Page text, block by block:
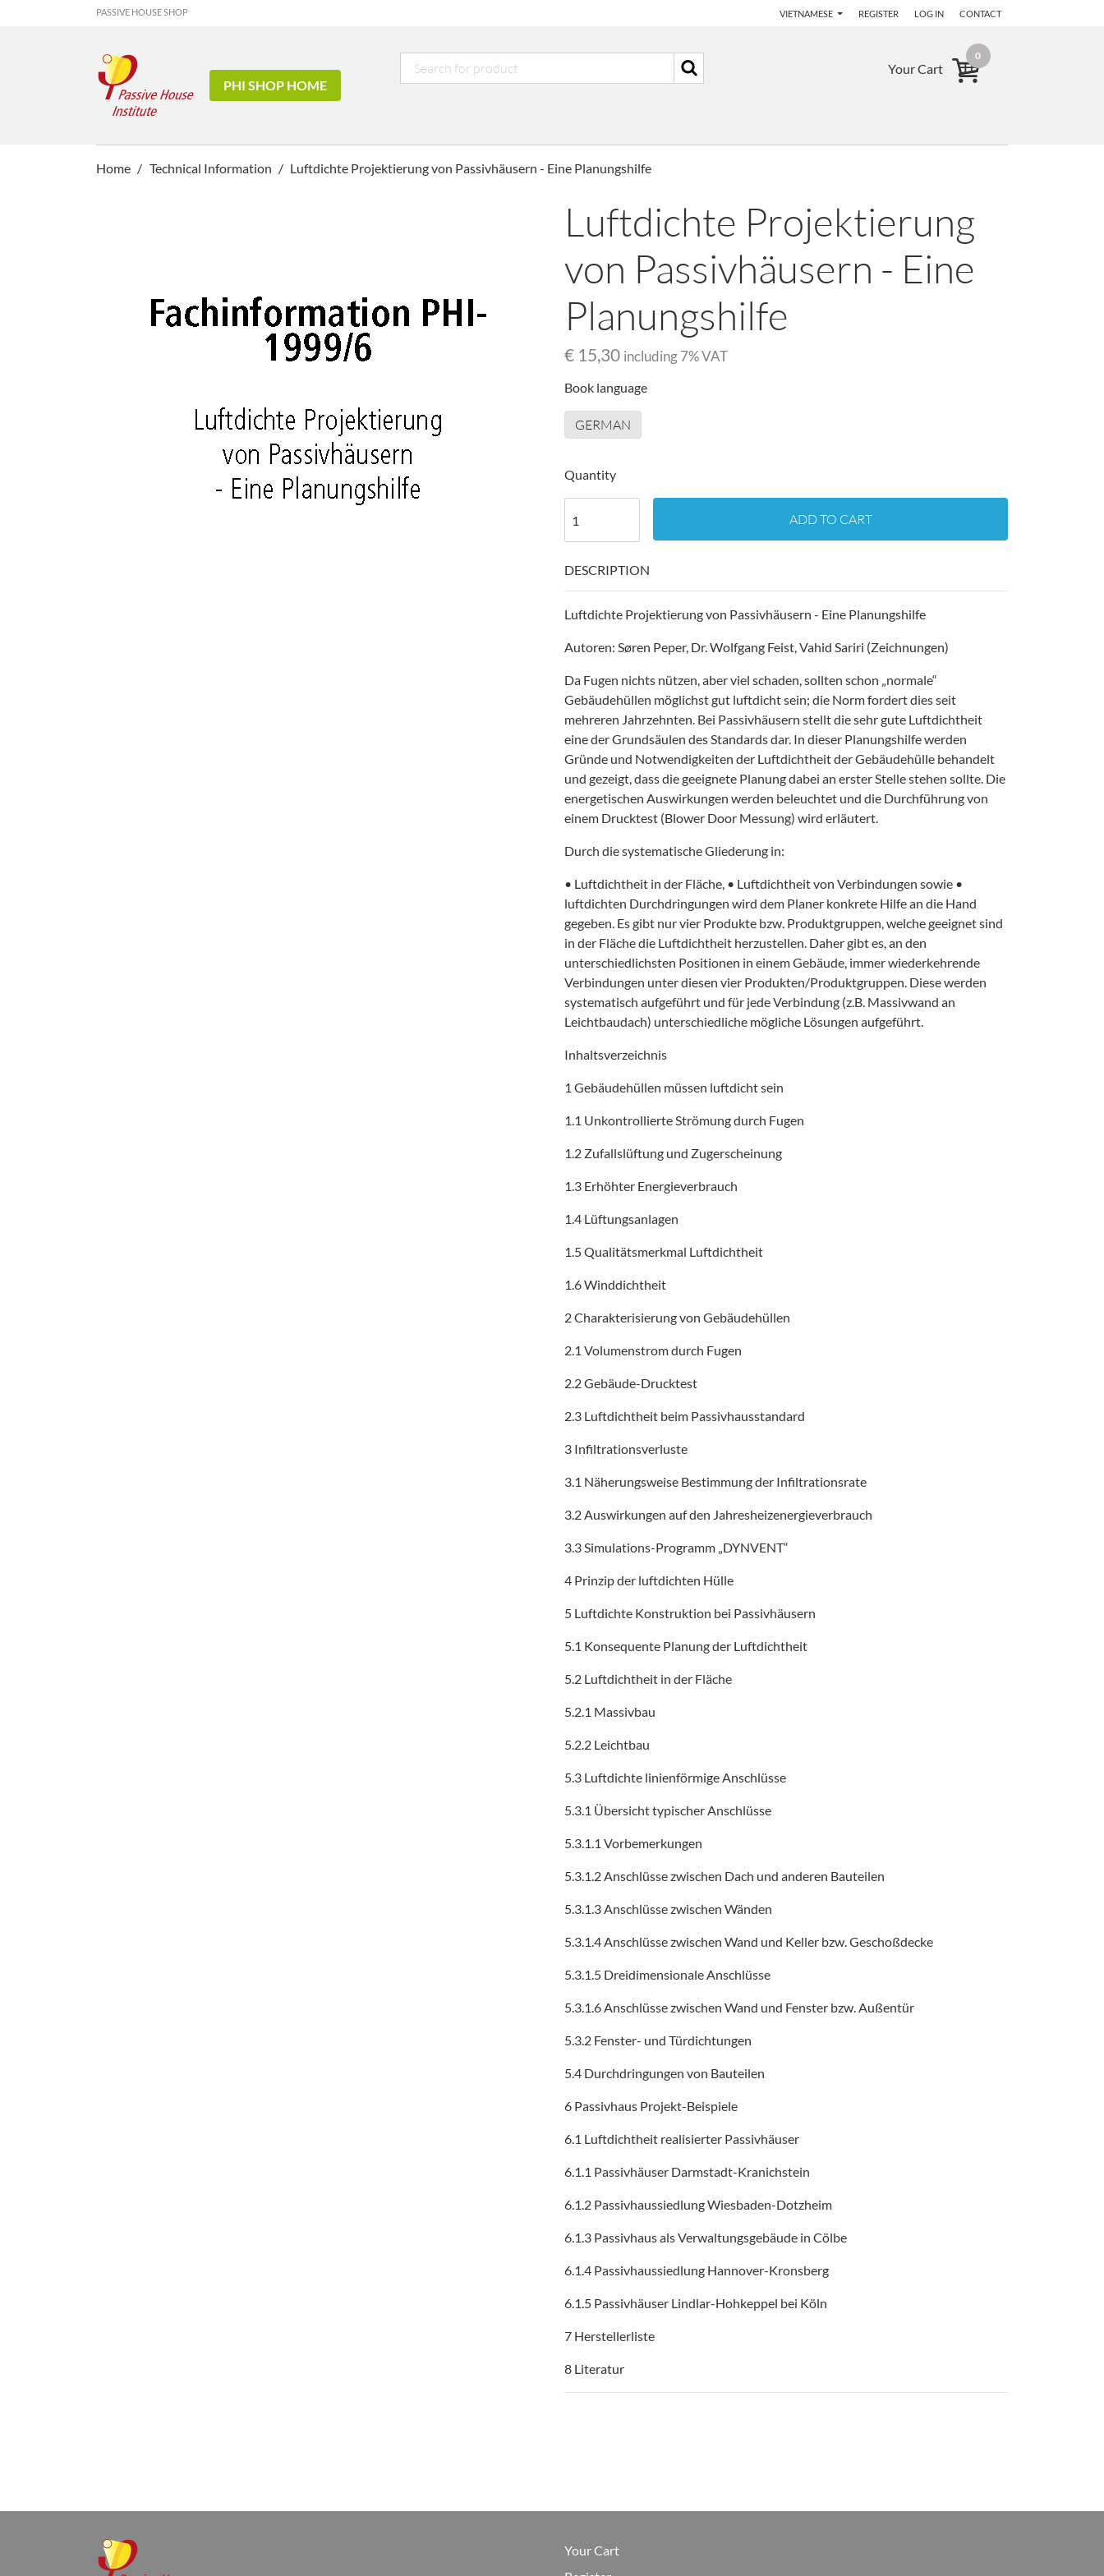
PASSIVE HOUSE SHOP VIETNAMESE REGISTER LOG IN CONTACT
PHI SHOP HOME
Your Cart
0
Home Technical Information Luftdichte Projektierung von Passivhäusern - Eine Planungshilfe
Luftdichte Projektierung
von Passivhäusern - Eine
Planungshilfe
€ 15,30 including 7% VAT
Book language
GERMAN
Quantity
ADD TO CART
DESCRIPTION
Luftdichte Projektierung von Passivhäusern - Eine Planungshilfe
Autoren: Søren Peper, Dr. Wolfgang Feist, Vahid Sariri (Zeichnungen)
Da Fugen nichts nützen, aber viel schaden, sollten schon „normale“
Gebäudehüllen möglichst gut luftdicht sein; die Norm fordert dies seit
mehreren Jahrzehnten. Bei Passivhäusern stellt die sehr gute Luftdichtheit
eine der Grundsäulen des Standards dar. In dieser Planungshilfe werden
Gründe und Notwendigkeiten der Luftdichtheit der Gebäudehülle behandelt
und gezeigt, dass die geeignete Planung dabei an erster Stelle stehen sollte. Die
energetischen Auswirkungen werden beleuchtet und die Durchführung von
einem Drucktest (Blower Door Messung) wird erläutert.
Durch die systematische Gliederung in:
• Luftdichtheit in der Fläche, • Luftdichtheit von Verbindungen sowie •
luftdichten Durchdringungen wird dem Planer konkrete Hilfe an die Hand
gegeben. Es gibt nur vier Produkte bzw. Produktgruppen, welche geeignet sind
in der Fläche die Luftdichtheit herzustellen. Daher gibt es, an den
unterschiedlichsten Positionen in einem Gebäude, immer wiederkehrende
Verbindungen unter diesen vier Produkten/Produktgruppen. Diese werden
systematisch aufgeführt und für jede Verbindung (z.B. Massivwand an
Leichtbaudach) unterschiedliche mögliche Lösungen aufgeführt.
Inhaltsverzeichnis
1 Gebäudehüllen müssen luftdicht sein
1.1 Unkontrollierte Strömung durch Fugen
1.2 Zufallslüftung und Zugerscheinung
1.3 Erhöhter Energieverbrauch
1.4 Lüftungsanlagen
1.5 Qualitätsmerkmal Luftdichtheit
1.6 Winddichtheit
2 Charakterisierung von Gebäudehüllen
2.1 Volumenstrom durch Fugen
2.2 Gebäude-Drucktest
2.3 Luftdichtheit beim Passivhausstandard
3 Infiltrationsverluste
3.1 Näherungsweise Bestimmung der Infiltrationsrate
3.2 Auswirkungen auf den Jahresheizenergieverbrauch
3.3 Simulations-Programm „DYNVENT“
4 Prinzip der luftdichten Hülle
5 Luftdichte Konstruktion bei Passivhäusern
5.1 Konsequente Planung der Luftdichtheit
5.2 Luftdichtheit in der Fläche
5.2.1 Massivbau
5.2.2 Leichtbau
5.3 Luftdichte linienförmige Anschlüsse
5.3.1 Übersicht typischer Anschlüsse
5.3.1.1 Vorbemerkungen
5.3.1.2 Anschlüsse zwischen Dach und anderen Bauteilen
5.3.1.3 Anschlüsse zwischen Wänden
5.3.1.4 Anschlüsse zwischen Wand und Keller bzw. Geschoßdecke
5.3.1.5 Dreidimensionale Anschlüsse
5.3.1.6 Anschlüsse zwischen Wand und Fenster bzw. Außentür
5.3.2 Fenster- und Türdichtungen
5.4 Durchdringungen von Bauteilen
6 Passivhaus Projekt-Beispiele
6.1 Luftdichtheit realisierter Passivhäuser
6.1.1 Passivhäuser Darmstadt-Kranichstein
6.1.2 Passivhaussiedlung Wiesbaden-Dotzheim
6.1.3 Passivhaus als Verwaltungsgebäude in Cölbe
6.1.4 Passivhaussiedlung Hannover-Kronsberg
6.1.5 Passivhäuser Lindlar-Hohkeppel bei Köln
7 Herstellerliste
8 Literatur
Your Cart